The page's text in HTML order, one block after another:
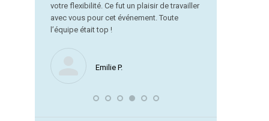
votre flexibilité. Ce fut un plaisir de travailler
avec vous pour cet événement. Toute
l’équipe était top !
Emilie P.